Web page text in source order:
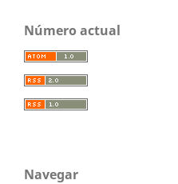
Número actual
Navegar